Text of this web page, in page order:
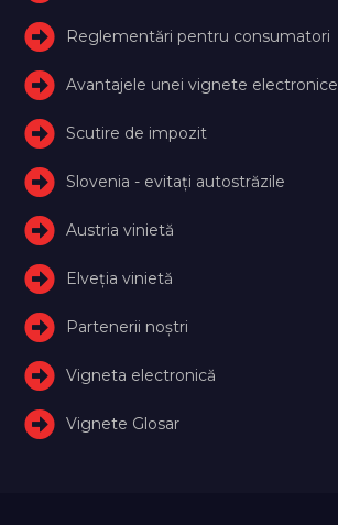
Reglementări pentru consumatori
Avantajele unei vignete electronice
Scutire de impozit
Slovenia - evitați autostrăzile
Austria vinietă
Elveţia vinietă
Partenerii noștri
Vigneta electronică
Vignete Glosar